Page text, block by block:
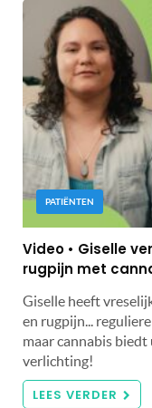
PATIËNTEN
Video • Giselle
rugpijn met
Giselle heeft
en rugpijn...
maar cannabis
verlichting!
LEES VERDER